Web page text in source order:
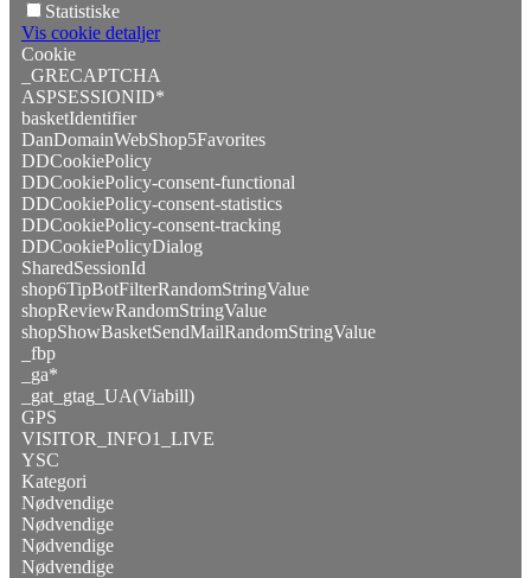
Statistiske
Vis cookie detaljer
Cookie
_GRECAPTCHA
ASPSESSIONID*
basketIdentifier
DanDomainWebShop5Favorites
DDCookiePolicy
DDCookiePolicy-consent-functional
DDCookiePolicy-consent-statistics
DDCookiePolicy-consent-tracking
DDCookiePolicyDialog
SharedSessionId
shop6TipBotFilterRandomStringValue
shopReviewRandomStringValue
shopShowBasketSendMailRandomStringValue
_fbp
_ga*
_gat_gtag_UA(Viabill)
GPS
VISITOR_INFO1_LIVE
YSC
Kategori
Nødvendige
Nødvendige
Nødvendige
Nødvendige